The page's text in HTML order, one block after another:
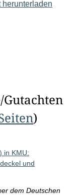
herunterladen
)
in KMU:
und
dem Deutschen